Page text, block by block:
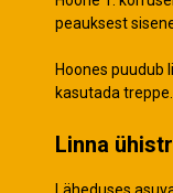
peauksest
Hoones puudub
kasutada treppe.
Linna